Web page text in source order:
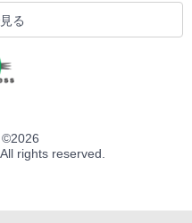
る
©2026
rights reserved.